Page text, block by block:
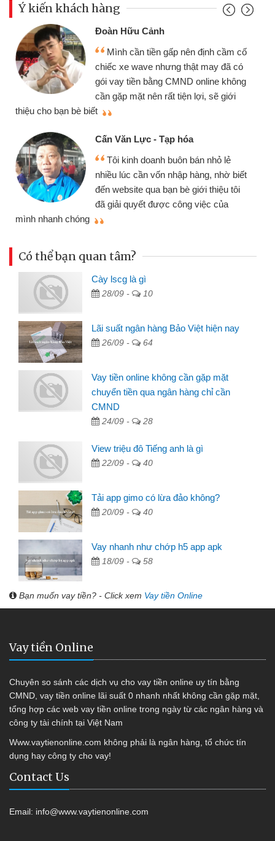
Ý kiến khách hàng
Đoàn Hữu Cảnh
Mình cần tiền gấp nên định cầm cố
chiếc xe wave nhưng thật may đã có
gói vay tiền bằng CMND online không
cần gặp mặt nên rất tiện lợi, sẽ giới
thiệu cho bạn bè biết
Cấn Văn Lực - Tạp hóa
Tôi kinh doanh buôn bán nhỏ lẻ
nhiều lúc cần vốn nhập hàng, nhờ biết
đến website qua bạn bè giới thiệu tôi
đã giải quyết được công việc của
mình nhanh chóng
Có thể bạn quan tâm?
Cày lscg là gì
28/09 - 10
Lãi suất ngân hàng Bảo Việt hiện nay
26/09 - 64
Vay tiền online không cần gặp mặt
chuyển tiền qua ngân hàng chỉ cần
CMND
24/09 - 28
View triệu đô Tiếng anh là gì
22/09 - 40
Tải app gimo có lừa đảo không?
20/09 - 40
Vay nhanh như chớp h5 app apk
18/09 - 58
Bạn muốn vay tiền? - Click xem Vay tiền Online
Vay tiền Online
Chuyên so sánh các dịch vụ cho vay tiền online uy tín bằng
CMND, vay tiền online lãi suất 0 nhanh nhất không cần gặp mặt,
tổng hợp các web vay tiền online trong ngày từ các ngân hàng và
công ty tài chính tại Việt Nam
Www.vaytienonline.com không phải là ngân hàng, tổ chức tín
dụng hay công ty cho vay!
Contact Us
Email: info@www.vaytienonline.com